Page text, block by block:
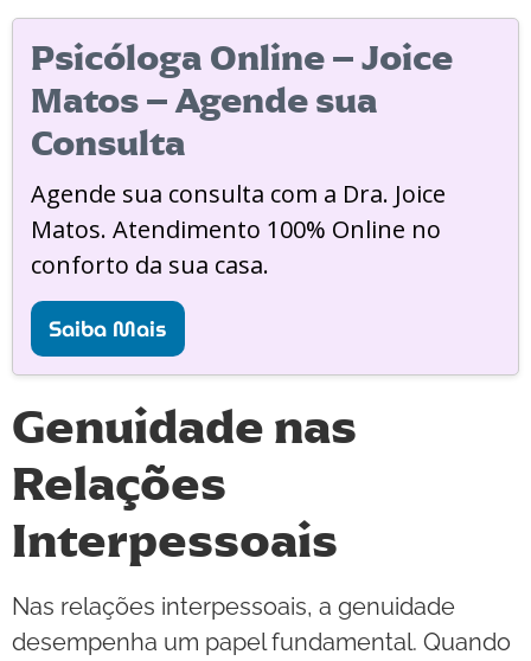
Psicóloga Online – Joice
Matos – Agende sua
Consulta
Agende sua consulta com a Dra. Joice
Matos. Atendimento 100% Online no
conforto da sua casa.
Saiba Mais
Genuidade nas
Relações
Interpessoais
Nas relações interpessoais, a genuidade
desempenha um papel fundamental. Quando